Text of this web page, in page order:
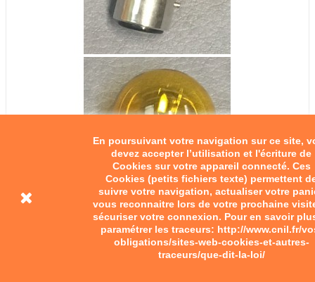
En poursuivant votre navigation sur ce site,
devez accepter l’utilisation et l'écriture de
Cookies sur votre appareil connecté. Ces
Cookies (petits fichiers texte) permettent
suivre votre navigation, actualiser votre
vous reconnaitre lors de votre prochaine
sécuriser votre connexion. Pour en savoir
paramétrer les traceurs: http://www.cnil.fr/
obligations/sites-web-cookies-et-autres-
traceurs/que-dit-la-loi/